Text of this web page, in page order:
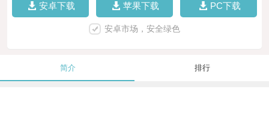
安卓下载 苹果下载 PC下载
安卓市场，安全绿色
简介 排行